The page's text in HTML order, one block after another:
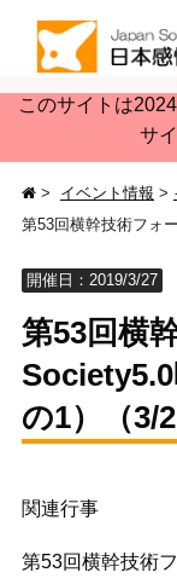
このサイトは
サ
イベント情報
開催日：2019/3/27
第53回横
の1）（3/
関連行事
第53回横幹技術